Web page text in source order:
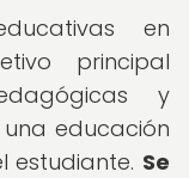
en
principal
y
educación
estudiante. Se